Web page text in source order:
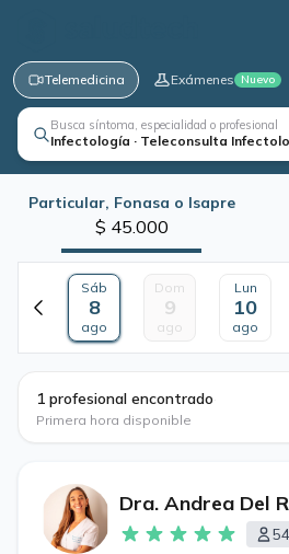
Telemedicina Exámenes Nuevo
Busca síntoma, especialidad o profesional
Infectología · Teleconsulta
Particular, Fonasa o Isapre
$ 45.000
Sáb
8
ago
Dom
9
ago
Lun
10
ago
1 profesional encontrado
Primera hora disponible
Dra. Andrea Del